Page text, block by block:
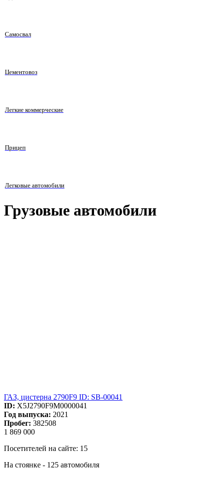
Самосвал
Цементовоз
Легкие коммерческие
Прицеп
Легковые автомобили
Грузовые автомобили
ГАЗ, цистерна 2790F9 ID: SB-00041
ID: X5J2790F9M0000041
Год выпуска: 2021
Пробег: 382508
1 869 000
Посетителей на сайте: 15
На стоянке - 125 автомобиля